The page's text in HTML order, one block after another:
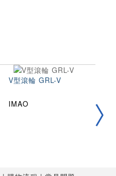
V型滾輪 GRL-V
IMAO